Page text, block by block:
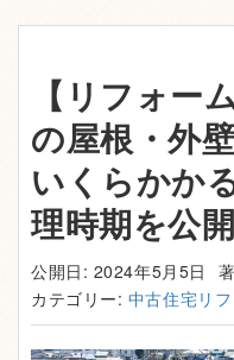
【リフォー
の屋根・外
いくらかか
理時期を公
公開日: 2024年5月5日
カテゴリー: 中古住宅リ